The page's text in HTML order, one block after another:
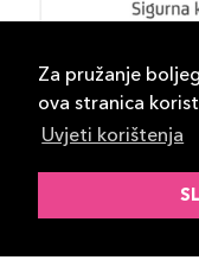
Za pružanje
ova stranica
Uvjeti korištenja
ID-